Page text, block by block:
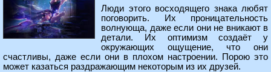
Люди этого восходящего знака любят
поговорить. Их проницательность
волнующа, даже если они не вникают в
детали. Их оптимизм создаёт у
окружающих ощущение, что они
счастливы, даже если они в плохом настроении. Порою это
может казаться раздражающим некоторым из их друзей.